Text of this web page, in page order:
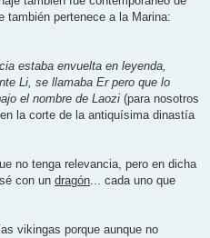
también pertenece a la Marina:
estaba envuelta en leyenda,
Li, se llamaba Er pero que lo
el nombre de Laozi (para nosotros
la corte de la antiquísima dinastía
no tenga relevancia, pero en dicha
con un dragón... cada uno que
vikingas porque aunque no